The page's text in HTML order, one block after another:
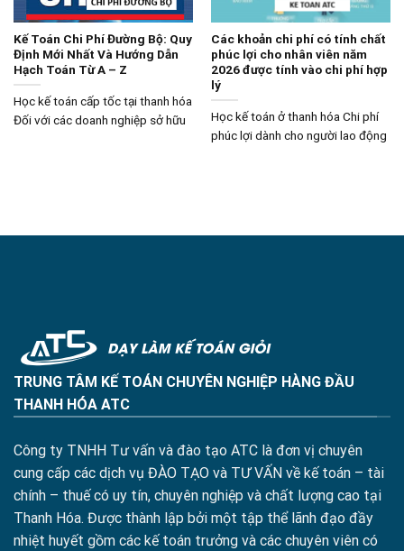
Kế Toán Chi Phí Đường Bộ: Quy
Định Mới Nhất Và Hướng Dẫn
Hạch Toán Từ A – Z
Học kế toán cấp tốc tại thanh hóa
Đối với các doanh nghiệp sở hữu
Các khoản chi phí có tính chất
phúc lợi cho nhân viên năm
2026 được tính vào chi phí hợp
lý
Học kế toán ở thanh hóa Chi phí
phúc lợi dành cho người lao động
TRUNG TÂM KẾ TOÁN CHUYÊN NGHIỆP HÀNG ĐẦU
THANH HÓA ATC
Công ty TNHH Tư vấn và đào tạo ATC là đơn vị chuyên
cung cấp các dịch vụ ĐÀO TẠO và TƯ VẤN về kế toán – tài
chính – thuế có uy tín, chuyên nghiệp và chất lượng cao tại
Thanh Hóa. Được thành lập bởi một tập thể lãnh đạo đầy
nhiệt huyết gồm các kế toán trưởng và các chuyên viên có